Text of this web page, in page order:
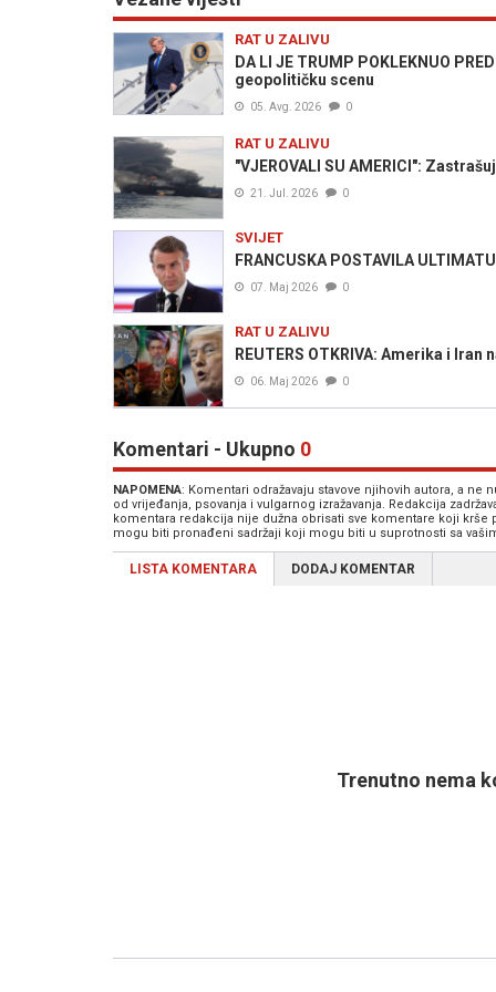
RAT U ZALIVU
DA LI JE TRUMP POKLEKNUO
geopolitičku scenu
05. Avg. 2026 0
RAT U ZALIVU
"VJEROVALI SU AMERICI":
21. Jul. 2026 0
SVIJET
FRANCUSKA POSTAVILA
07. Maj 2026 0
RAT U ZALIVU
REUTERS OTKRIVA: Amerika i
06. Maj 2026 0
Komentari - Ukupno 0
NAPOMENA: Komentari odražavaju stavove njihovih autora, a
od vrijeđanja, psovanja i vulgarnog izražavanja. Redakcija
komentara redakcija nije dužna obrisati sve komentare koji
mogu biti pronađeni sadržaji koji mogu biti u suprotnosti sa
LISTA KOMENTARA DODAJ KOMENTAR
Trenutno nema